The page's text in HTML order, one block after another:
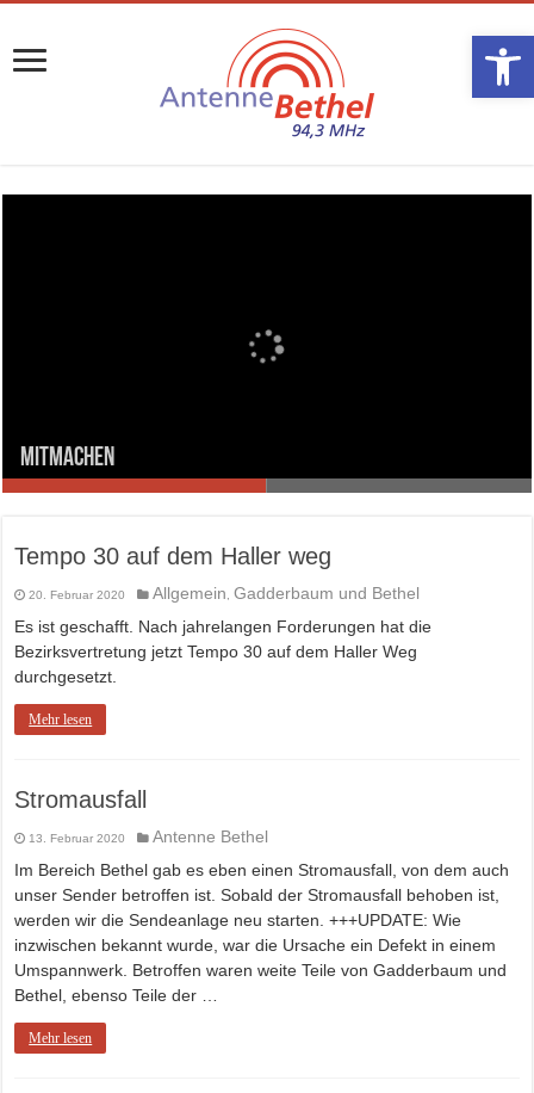
MITMACHEN
PLAYLIST
Tempo 30 auf dem Haller weg
20. Februar 2020 Allgemein ,Gadderbaum und Bethel
Es ist geschafft. Nach jahrelangen Forderungen hat die
Bezirksvertretung jetzt Tempo 30 auf dem Haller Weg
durchgesetzt.
Mehr lesen
Stromausfall
13. Februar 2020
Antenne Bethel
Im Bereich Bethel gab es eben einen Stromausfall, von dem auch
unser Sender betroffen ist. Sobald der Stromausfall behoben ist,
werden wir die Sendeanlage neu starten. +++UPDATE: Wie
inzwischen bekannt wurde, war die Ursache ein Defekt in einem
Umspannwerk. Betroffen waren weite Teile von Gadderbaum und
Bethel, ebenso Teile der …
Mehr lesen